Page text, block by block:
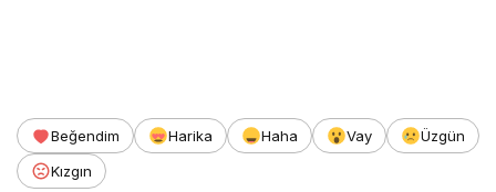
Beğendim Harika Haha Vay
Üzgün
Kızgın